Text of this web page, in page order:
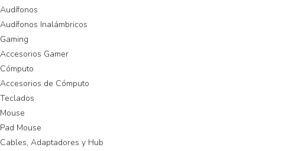
Audífonos
Audífonos Inalámbricos
Gaming
Accesorios Gamer
Cómputo
Accesorios de Cómputo
Teclados
Mouse
Pad Mouse
Cables, Adaptadores y Hub